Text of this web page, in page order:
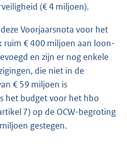
(€ 4 miljoen).
Voorjaarsnota voor het
ruim € 400 miljoen aan loon-
en zijn er nog enkele
die niet in de
€ 59 miljoen is
het budget voor het hbo
7) op de OCW-begroting
gestegen.